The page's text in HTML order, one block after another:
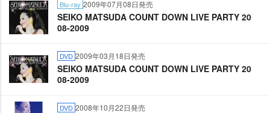
Blu-ray 2009年07月08日発売
SEIKO MATSUDA COUNT DOWN LIVE PARTY 20
08-2009
DVD 2009年03月18日発売
SEIKO MATSUDA COUNT DOWN LIVE PARTY 20
08-2009
DVD 2008年10月22日発売